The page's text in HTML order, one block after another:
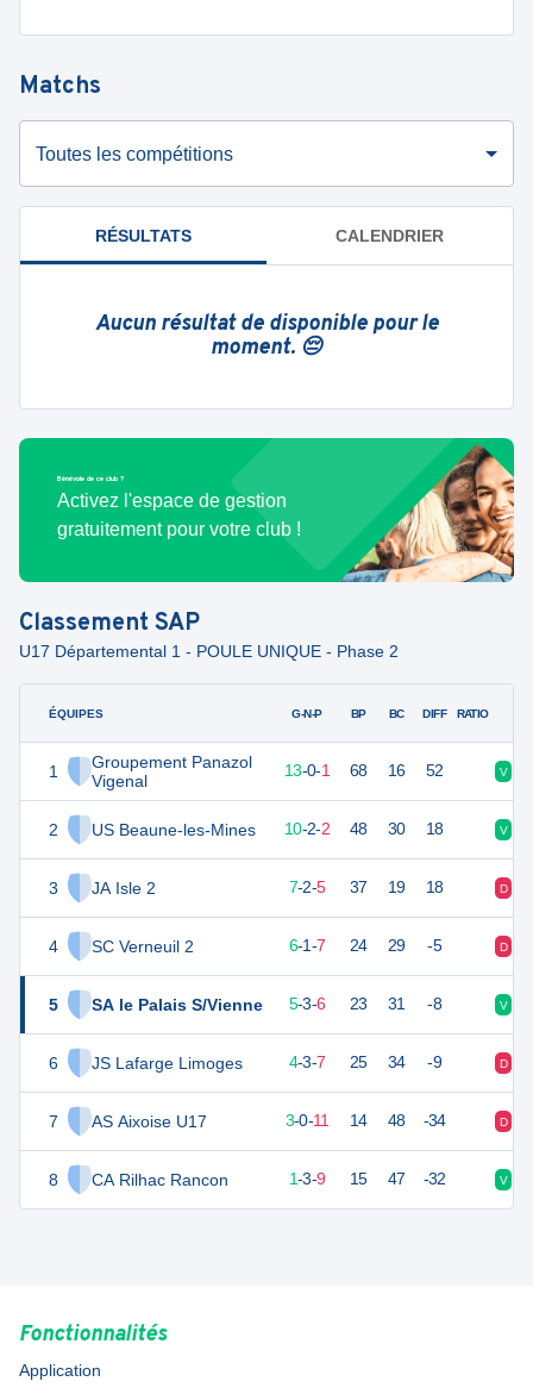
Matchs
Toutes les compétitions
RÉSULTATS CALENDRIER
Aucun résultat de disponible pour le
moment. 😔
Bénévole de ce club ?
Activez l'espace de gestion
gratuitement pour votre club !
Classement SAP
U17 Départemental 1 - POULE UNIQUE - Phase 2
ÉQUIPES
1
Groupement Panazol
Vigenal
2 US Beaune-les-Mines
3 JA Isle 2
4 SC Verneuil 2
5 SA le Palais S/Vienne
6 JS Lafarge Limoges
7 AS Aixoise U17
8 CA Rilhac Rancon
G-N-P BP BC DIFF RATIO
39 14 13-0-1 68 16 52 V
32 14 10-2-2 48 30 18 V
7-2-5 37 19 18 D
6-1-7 24 29 -5 D
18 14 5-3-6 23 31 -8 V
14 4-3-7 25 34 -9 D
3-0-11 14 48 -34 D
4 1-3-9 15 47 -32 V
Fonctionnalités
Application